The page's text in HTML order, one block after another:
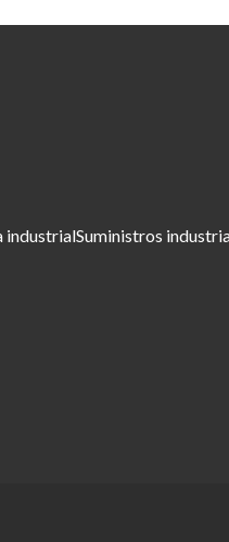
industrialSuministros